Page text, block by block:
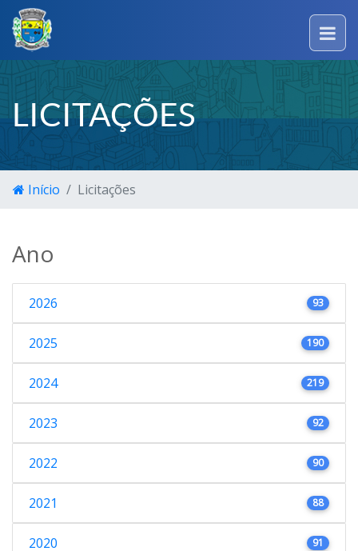
LICITAÇÕES
Início Licitações
Ano
2026 93
2025 190
2024 219
2023 92
2022 90
2021 88
2020 91